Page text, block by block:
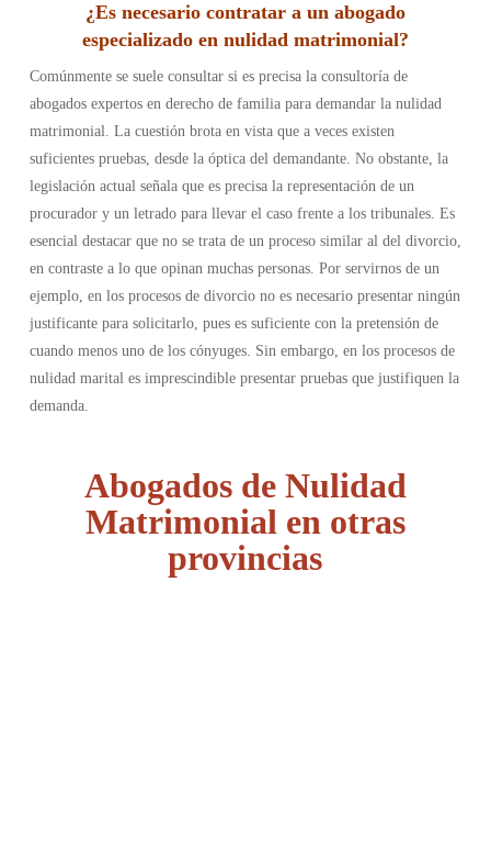
¿Es necesario contratar a un abogado
especializado en nulidad matrimonial?
Comúnmente se suele consultar si es precisa la consultoría de
abogados expertos en derecho de familia para demandar la nulidad
matrimonial. La cuestión brota en vista que a veces existen
suficientes pruebas, desde la óptica del demandante. No obstante, la
legislación actual señala que es precisa la representación de un
procurador y un letrado para llevar el caso frente a los tribunales. Es
esencial destacar que no se trata de un proceso similar al del divorcio,
en contraste a lo que opinan muchas personas. Por servirnos de un
ejemplo, en los procesos de divorcio no es necesario presentar ningún
justificante para solicitarlo, pues es suficiente con la pretensión de
cuando menos uno de los cónyuges. Sin embargo, en los procesos de
nulidad marital es imprescindible presentar pruebas que justifiquen la
demanda.
Abogados de Nulidad
Matrimonial en otras
provincias